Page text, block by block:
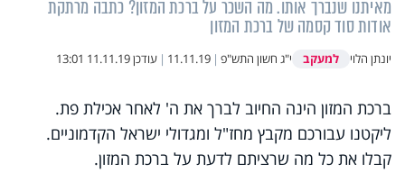
מאיתנו שנברך אותו. מה השכר על ברכת המזון? כתבה מרתקת
אודות סוד קסמה של ברכת המזון
יונתן הלוי למעקב י"ג חשון התש"פ |
11.11.19
| עודכן11.11.19 13:01
ברכת המזון הינה החיוב לברך את ה' לאחר אכילת פת.
ליקטנו עבורכם מקבץ מחז"ל ומגדולי ישראל הקדמוניים.
קבלו את כל מה שרציתם לדעת על ברכת המזון.